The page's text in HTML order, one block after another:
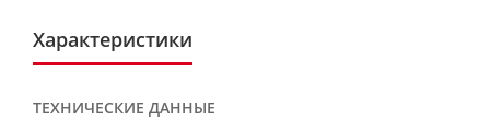
Характеристики
ТЕХНИЧЕСКИЕ ДАННЫЕ